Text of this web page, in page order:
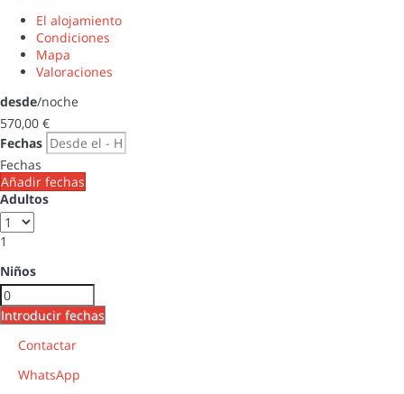
El alojamiento
Condiciones
Mapa
Valoraciones
desde/noche
570,00 €
Fechas
Fechas
Añadir fechas
Adultos
1
Niños
Introducir fechas
Contactar
WhatsApp